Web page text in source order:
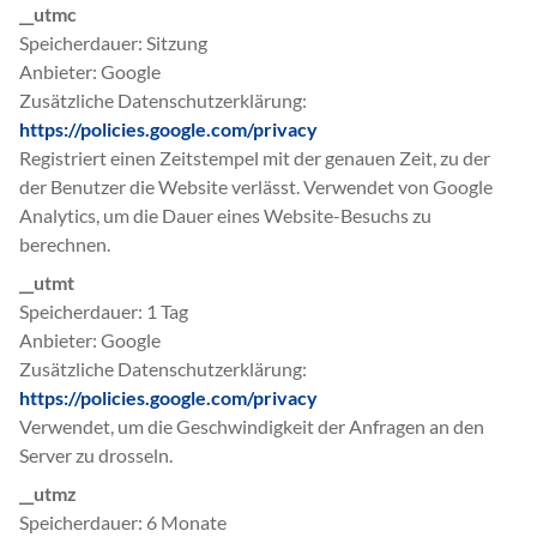
__utmc
Speicherdauer Sitzung
Anbieter Google
Zusätzliche Datenschutzerklärung
https://policies.google.com/privacy
Registriert einen Zeitstempel mit der genauen Zeit, zu der
der Benutzer die Website verlässt. Verwendet von Google
Analytics, um die Dauer eines Website-Besuchs zu
berechnen.
__utmt
Speicherdauer 1 Tag
Anbieter Google
Zusätzliche Datenschutzerklärung
https://policies.google.com/privacy
Verwendet, um die Geschwindigkeit der Anfragen an den
Server zu drosseln.
__utmz
Speicherdauer 6 Monate